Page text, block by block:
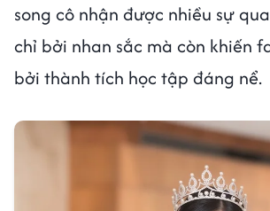
song cô nhận được nhiều sự
chỉ bởi nhan sắc mà còn khiến
bởi thành tích học tập đáng nể.